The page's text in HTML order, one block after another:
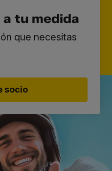
a tu medida
que necesitas
socio